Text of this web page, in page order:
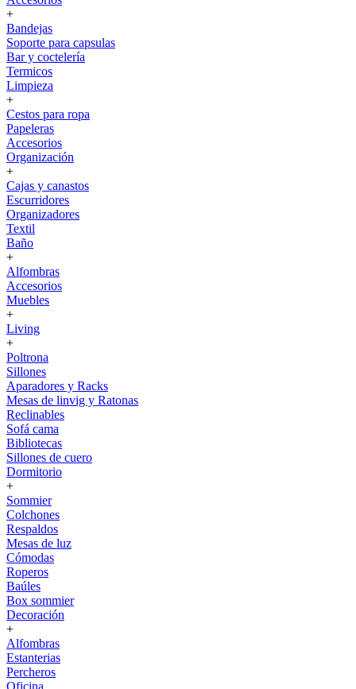
+
Bandejas
Soporte para capsulas
Bar y coctelería
Termicos
Limpieza
+
Cestos para ropa
Papeleras
Accesorios
Organización
+
Cajas y canastos
Escurridores
Organizadores
Textil
Baño
+
Alfombras
Accesorios
Muebles
+
Living
+
Poltrona
Sillones
Aparadores y Racks
Mesas de linvig y Ratonas
Reclinables
Sofá cama
Bibliotecas
Sillones de cuero
Dormitorio
+
Sommier
Colchones
Respaldos
Mesas de luz
Cómodas
Roperos
Baúles
Box sommier
Decoración
+
Alfombras
Estanterias
Percheros
Oficina